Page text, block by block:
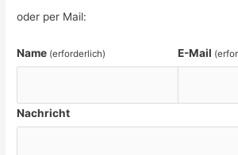
oder per Mail:
Name (erforderlich) E-Mail
Nachricht